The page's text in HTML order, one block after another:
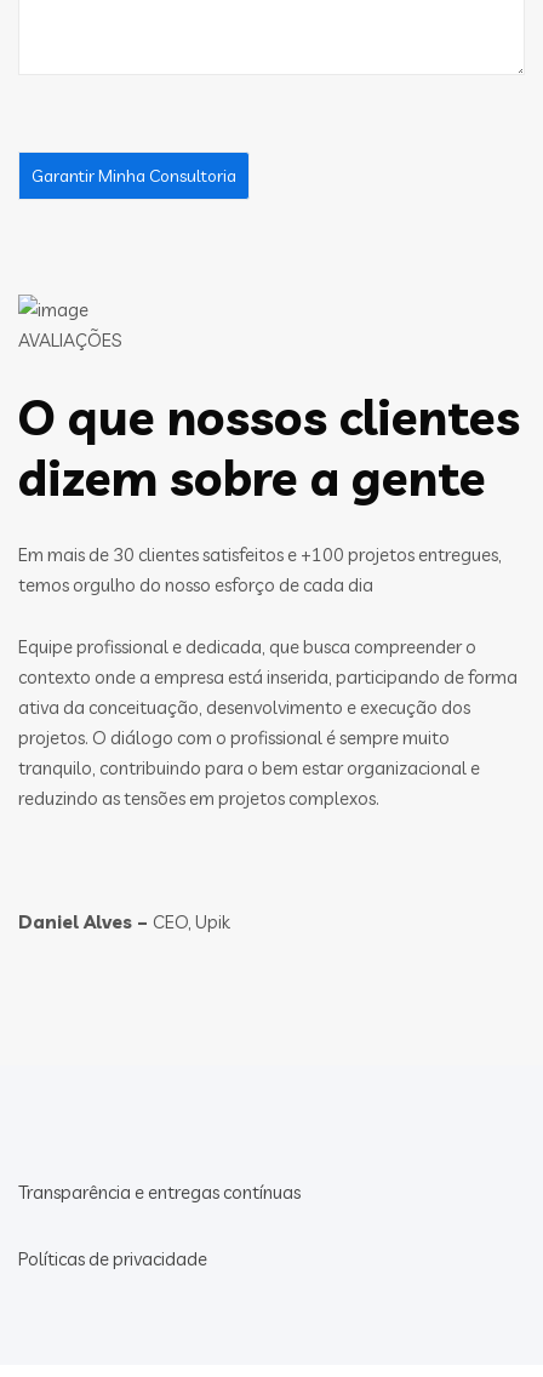
AVALIAÇÕES
O que nossos clientes
dizem sobre a gente
Em mais de 30 clientes satisfeitos e +100 projetos entregues,
temos orgulho do nosso esforço de cada dia
Equipe profissional e dedicada, que busca compreender o
contexto onde a empresa está inserida, participando de forma
ativa da conceituação, desenvolvimento e execução dos
projetos. O diálogo com o profissional é sempre muito
tranquilo, contribuindo para o bem estar organizacional e
reduzindo as tensões em projetos complexos.
Daniel Alves – CEO, Upik
Transparência e entregas contínuas
Políticas de privacidade